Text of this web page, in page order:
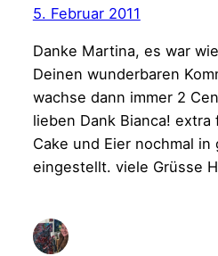
5. Februar 2011
Danke Martina, es war
Deinen wunderbaren
wachse dann immer 2
lieben Dank Bianca! extra
Cake und Eier nochmal in
eingestellt. viele Grüsse